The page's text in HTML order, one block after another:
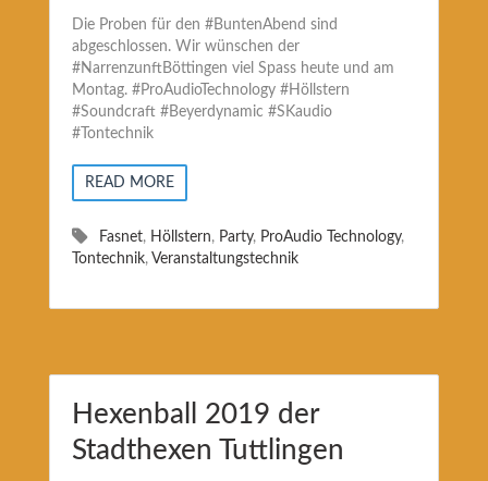
Die Proben für den #BuntenAbend sind
abgeschlossen. Wir wünschen der
#NarrenzunftBöttingen viel Spass heute und am
Montag. #ProAudioTechnology #Höllstern
#Soundcraft #Beyerdynamic #SKaudio
#Tontechnik
READ MORE
Fasnet, Höllstern, Party, ProAudio Technology,
Tontechnik, Veranstaltungstechnik
Hexenball 2019 der
Stadthexen Tuttlingen